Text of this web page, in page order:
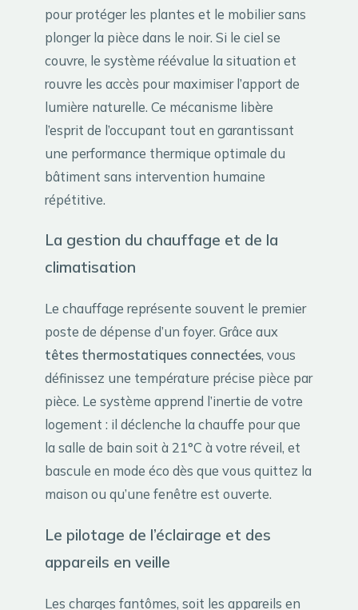
pour protéger les plantes et le mobilier sans
plonger la pièce dans le noir. Si le ciel se
couvre, le système réévalue la situation et
rouvre les accès pour maximiser l’apport de
lumière naturelle. Ce mécanisme libère
l’esprit de l’occupant tout en garantissant
une performance thermique optimale du
bâtiment sans intervention humaine
répétitive.
La gestion du chauffage et de la
climatisation
Le chauffage représente souvent le premier
poste de dépense d’un foyer. Grâce aux
têtes thermostatiques connectées, vous
définissez une température précise pièce par
pièce. Le système apprend l’inertie de votre
logement : il déclenche la chauffe pour que
la salle de bain soit à 21°C à votre réveil, et
bascule en mode éco dès que vous quittez la
maison ou qu’une fenêtre est ouverte.
Le pilotage de l’éclairage et des
appareils en veille
Les charges fantômes, soit les appareils en